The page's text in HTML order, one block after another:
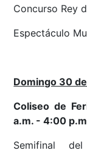
Concurso Rey
Espectáculo
Domingo 30
Coliseo de
a.m. - 4:00
Semifinal